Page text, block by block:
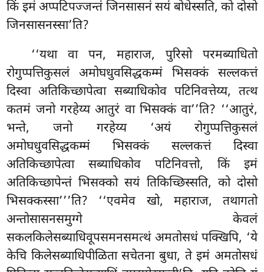
किं इमं अप्पटिपज्जन्तं जिनसासनं सयं बोधेस्सति, को दोसो
जिनसासनस्सा’ति?
‘‘यथा वा पन, महाराज, पुरिसो परमब्याधितो
रोगुप्पत्तिकुसलं अमोघधुवसिद्धकम्मं भिसक्कं सल्लकत्तं
दिस्वा अतिकिच्छापेत्वा सब्याधिकोव पटिनिवत्तेय्य, तत्थ
कतमं जनो गरहेय्य आतुरं वा भिसक्कं वा’’ति? ‘‘आतुरं,
भन्ते, जनो गरहेय्य ‘अयं रोगुप्पत्तिकुसलं
अमोघधुवसिद्धकम्मं भिसक्कं सल्लकत्तं दिस्वा
अतिकिच्छापेत्वा सब्याधिकोव पटिनिवत्तो, किं इमं
अतिकिच्छापेन्तं भिसक्को सयं तिकिच्छिस्सति, को दोसो
भिसक्कस्सा’’’ति? ‘‘एवमेव खो, महाराज, तथागतो
अन्तोसासनसमुग्गे केवलं
सकलकिलेसब्याधिवूपसमनसमत्थं अमतोसधं पक्खिपि, ‘ये
केचि किलेसब्याधिपीळिता सचेतना बुधा, ते इमं अमतोसधं